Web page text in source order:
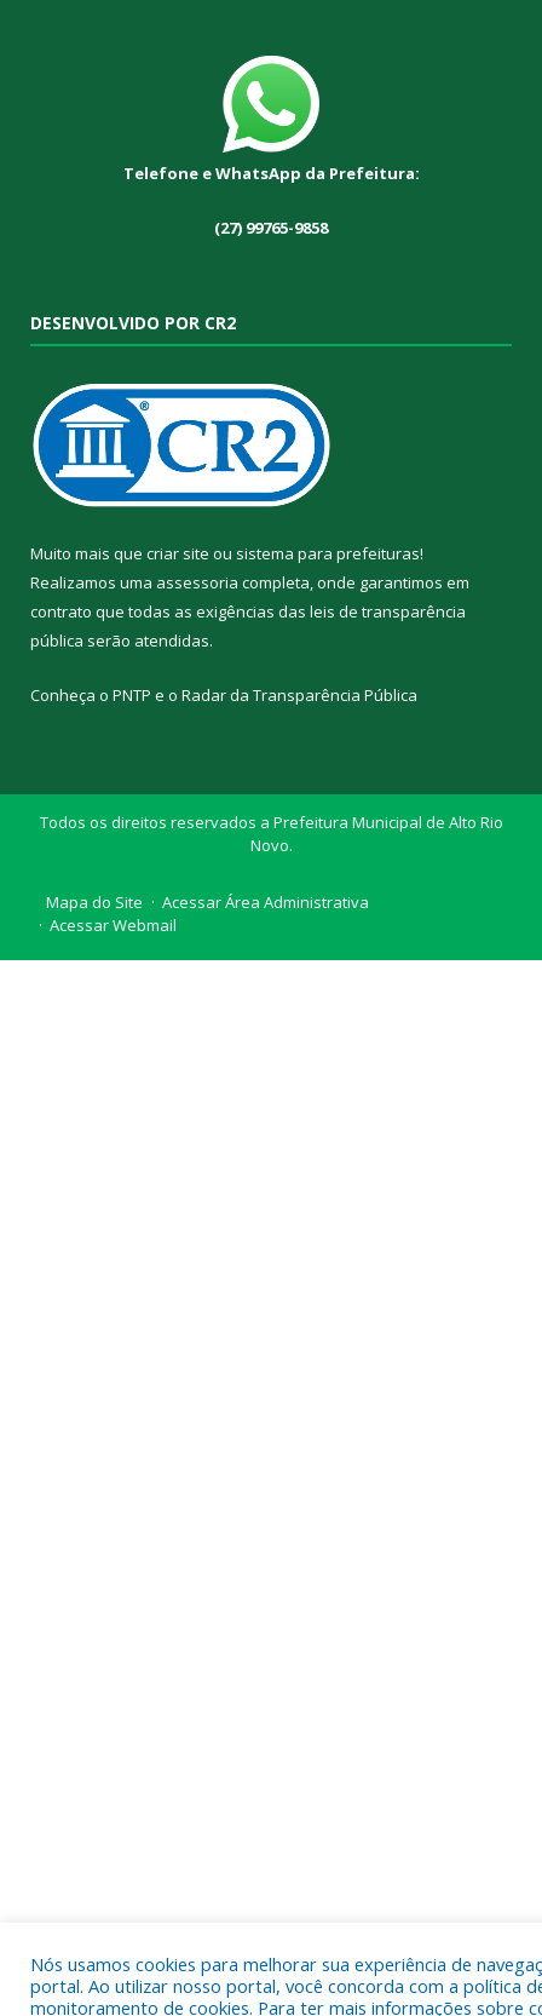
Telefone e WhatsApp da Prefeitura:
(27) 99765-9858
DESENVOLVIDO POR CR2
Muito mais que criar site ou sistema para prefeituras!
Realizamos uma assessoria completa, onde garantimos em
contrato que todas as exigências das leis de transparência
pública serão atendidas.
Conheça o PNTP e o Radar da Transparência Pública
Todos os direitos reservados a Prefeitura Municipal de Alto Rio
Novo.
Mapa do Site
Acessar Área Administrativa
Acessar Webmail
Nós usamos cookies para melhorar sua experiência de
portal. Ao utilizar nosso portal, você concorda com a política
monitoramento de cookies. Para ter mais informações sobre